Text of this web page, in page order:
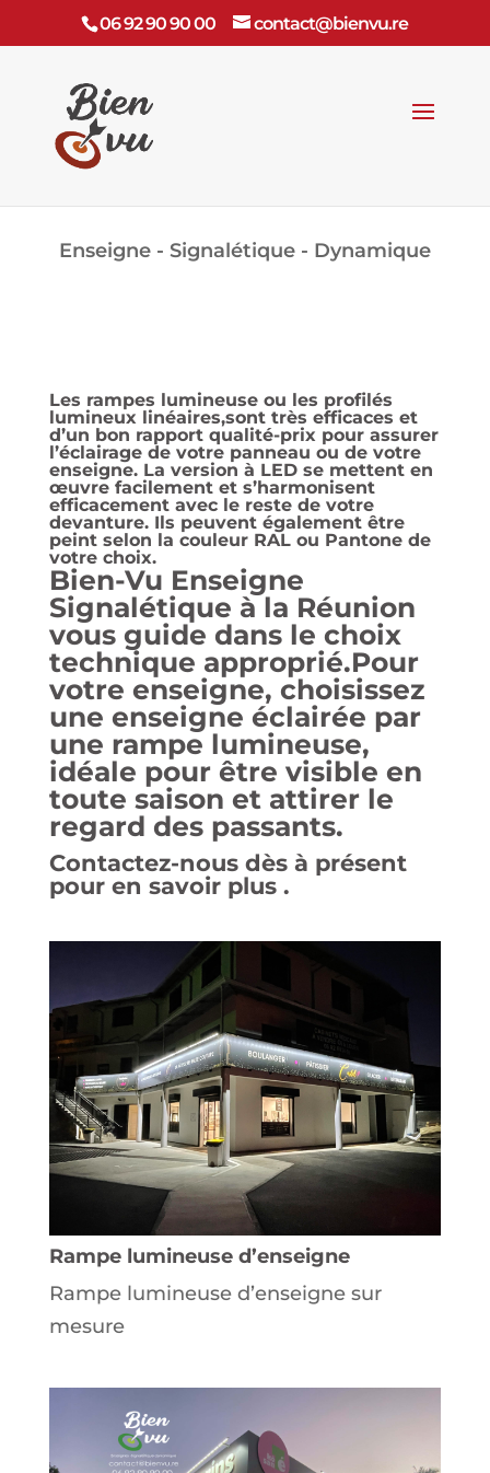
06 92 90 90 00 contact@bienvu.re
Enseigne - Signalétique - Dynamique
Les rampes lumineuse ou les profilés
lumineux linéaires,sont très efficaces et
d’un bon rapport qualité-prix pour assurer
l’éclairage de votre panneau ou de votre
enseigne. La version à LED se mettent en
œuvre facilement et s’harmonisent
efficacement avec le reste de votre
devanture. Ils peuvent également être
peint selon la couleur RAL ou Pantone de
votre choix.
Bien-Vu Enseigne
Signalétique à la Réunion
vous guide dans le choix
technique approprié.Pour
votre enseigne, choisissez
une enseigne éclairée par
une rampe lumineuse,
idéale pour être visible en
toute saison et attirer le
regard des passants.
Contactez-nous dès à présent
pour en savoir plus .
Rampe lumineuse d’enseigne
Rampe lumineuse d’enseigne sur
mesure